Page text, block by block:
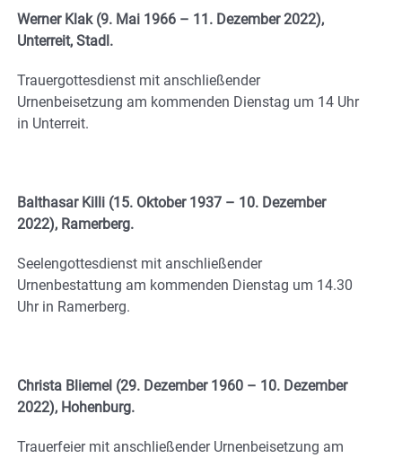
Werner Klak (9. Mai 1966 – 11. Dezember 2022),
Unterreit, Stadl.
Trauergottesdienst mit anschließender
Urnenbeisetzung am kommenden Dienstag um 14 Uhr
in Unterreit.
Balthasar Killi (15. Oktober 1937 – 10. Dezember
2022), Ramerberg.
Seelengottesdienst mit anschließender
Urnenbestattung am kommenden Dienstag um 14.30
Uhr in Ramerberg.
Christa Bliemel (29. Dezember 1960 – 10. Dezember
2022), Hohenburg.
Trauerfeier mit anschließender Urnenbeisetzung am